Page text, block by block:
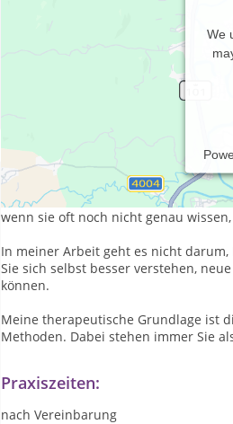
We
Therapie auf Augenhöhe
Viele Menschen kommen in Therapie
wenn sie oft noch nicht genau
In meiner Arbeit geht es nicht darum,
Sie sich selbst besser verstehen,
können.
Meine therapeutische Grundlage ist
Methoden. Dabei stehen immer Sie
Praxiszeiten:
nach Vereinbarung